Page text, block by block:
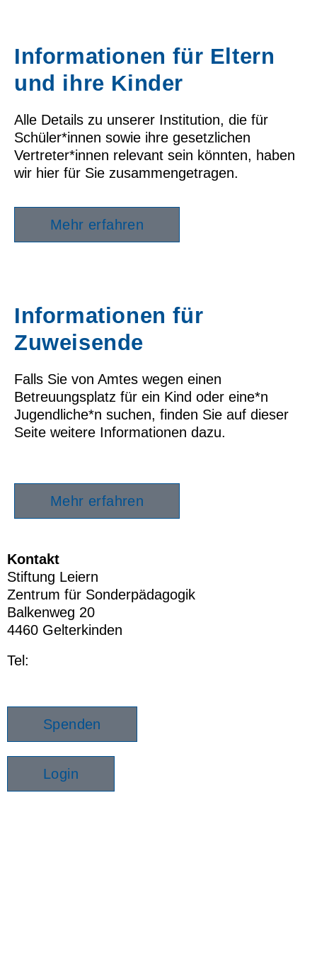
Informationen für Eltern
und ihre Kinder
Alle Details zu unserer Institution, die für
Schüler*innen sowie ihre gesetzlichen
Vertreter*innen relevant sein könnten, haben
wir hier für Sie zusammengetragen.
Mehr erfahren
Informationen für
Zuweisende ​
Falls Sie von Amtes wegen einen
Betreuungsplatz für ein Kind oder eine*n
Jugendliche*n suchen, finden Sie auf dieser
Seite weitere Informationen dazu.
Mehr erfahren
Kontakt
Stiftung Leiern
Zentrum für Sonderpädagogik
Balkenweg 20
4460 Gelterkinden
Tel:
Spenden
Login